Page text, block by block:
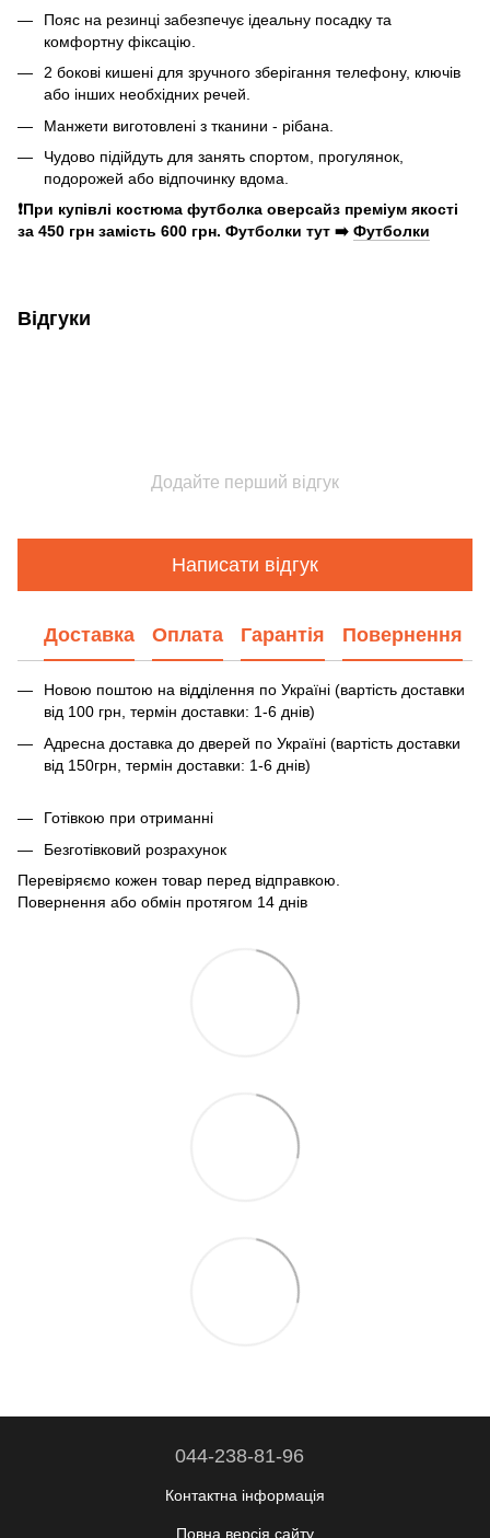
Пояс на резинці забезпечує ідеальну посадку та
комфортну фіксацію.
2 бокові кишені для зручного зберігання телефону, ключів
або інших необхідних речей.
Манжети виготовлені з тканини - рібана.
Чудово підійдуть для занять спортом, прогулянок,
подорожей або відпочинку вдома.
❗️При купівлі костюма футболка оверсайз преміум якості
за 450 грн замість 600 грн. Футболки тут ➡️ Футболки
Відгуки
Додайте перший відгук
Написати відгук
Доставка Оплата Гарантія Повернення
Новою поштою на відділення по Україні (вартість доставки
від 100 грн, термін доставки: 1-6 днів)
Адресна доставка до дверей по Україні (вартість доставки
від 150грн, термін доставки: 1-6 днів)
Готівкою при отриманні
Безготівковий розрахунок
Перевіряємо кожен товар перед відправкою.
Повернення або обмін протягом 14 днів
044-238-81-96
Контактна інформація
Повна версія сайту